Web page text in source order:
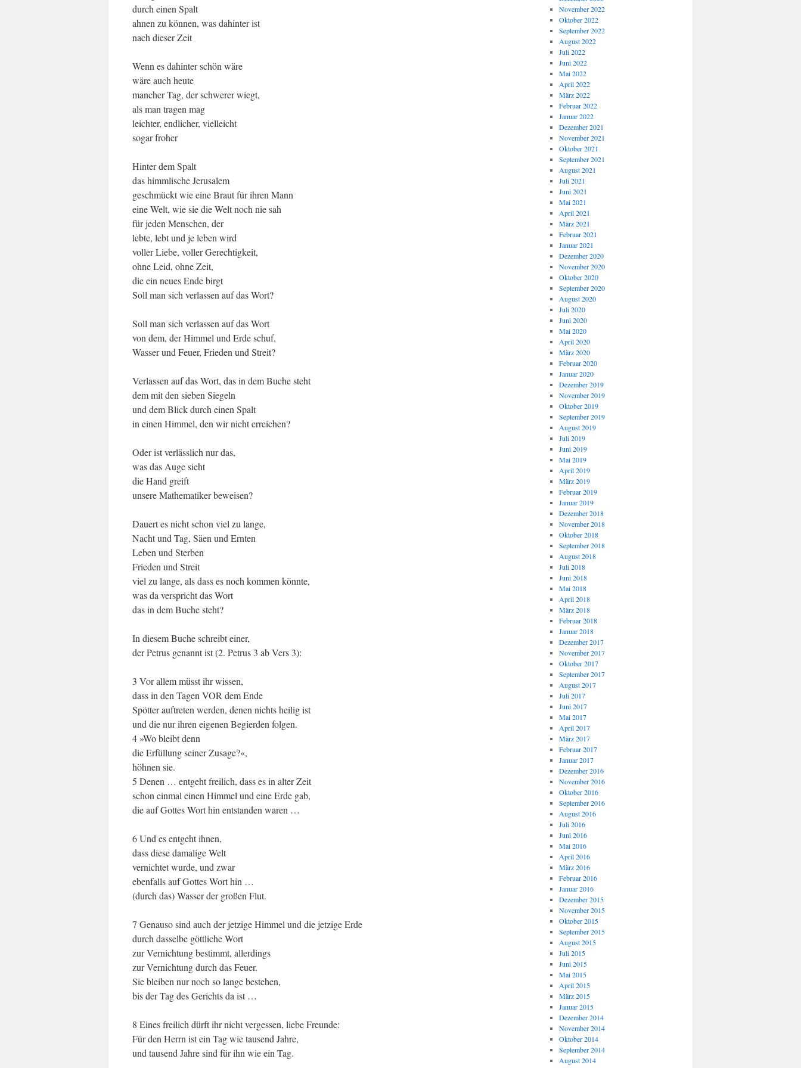
durch einen Spalt
ahnen zu können, was dahinter ist
nach dieser Zeit
Wenn es dahinter schön wäre
wäre auch heute
mancher Tag, der schwerer wiegt,
als man tragen mag
leichter, endlicher, vielleicht
sogar froher
Hinter dem Spalt
das himmlische Jerusalem
geschmückt wie eine Braut für ihren Mann
eine Welt, wie sie die Welt noch nie sah
für jeden Menschen, der
lebte, lebt und je leben wird
voller Liebe, voller Gerechtigkeit,
ohne Leid, ohne Zeit,
die ein neues Ende birgt
Soll man sich verlassen auf das Wort?
Soll man sich verlassen auf das Wort
von dem, der Himmel und Erde schuf,
Wasser und Feuer, Frieden und Streit?
Verlassen auf das Wort, das in dem Buche steht
dem mit den sieben Siegeln
und dem Blick durch einen Spalt
in einen Himmel, den wir nicht erreichen?
Oder ist verlässlich nur das,
was das Auge sieht
die Hand greift
unsere Mathematiker beweisen?
Dauert es nicht schon viel zu lange,
Nacht und Tag, Säen und Ernten
Leben und Sterben
Frieden und Streit
viel zu lange, als dass es noch kommen könnte,
was da verspricht das Wort
das in dem Buche steht?
In diesem Buche schreibt einer,
der Petrus genannt ist (2. Petrus 3 ab Vers 3):
3 Vor allem müsst ihr wissen,
dass in den Tagen VOR dem Ende
Spötter auftreten werden, denen nichts heilig ist
und die nur ihren eigenen Begierden folgen.
4 »Wo bleibt denn
die Erfüllung seiner Zusage?«,
höhnen sie.
5 Denen … entgeht freilich, dass es in alter Zeit
schon einmal einen Himmel und eine Erde gab,
die auf Gottes Wort hin entstanden waren …
6 Und es entgeht ihnen,
dass diese damalige Welt
vernichtet wurde, und zwar
ebenfalls auf Gottes Wort hin …
(durch das) Wasser der großen Flut.
7 Genauso sind auch der jetzige Himmel und die jetzige Erde
durch dasselbe göttliche Wort
zur Vernichtung bestimmt, allerdings
zur Vernichtung durch das Feuer.
Sie bleiben nur noch so lange bestehen,
bis der Tag des Gerichts da ist …
8 Eines freilich dürft ihr nicht vergessen, liebe Freunde:
Für den Herrn ist ein Tag wie tausend Jahre,
und tausend Jahre sind für ihn wie ein Tag.
November 2022
Oktober 2022
September 2022
August 2022
Juli 2022
Juni 2022
Mai 2022
April 2022
März 2022
Februar 2022
Januar 2022
Dezember 2021
November 2021
Oktober 2021
September 2021
August 2021
Juli 2021
Juni 2021
Mai 2021
April 2021
März 2021
Februar 2021
Januar 2021
Dezember 2020
November 2020
Oktober 2020
September 2020
August 2020
Juli 2020
Juni 2020
Mai 2020
April 2020
März 2020
Februar 2020
Januar 2020
Dezember 2019
November 2019
Oktober 2019
September 2019
August 2019
Juli 2019
Juni 2019
Mai 2019
April 2019
März 2019
Februar 2019
Januar 2019
Dezember 2018
November 2018
Oktober 2018
September 2018
August 2018
Juli 2018
Juni 2018
Mai 2018
April 2018
März 2018
Februar 2018
Januar 2018
Dezember 2017
November 2017
Oktober 2017
September 2017
August 2017
Juli 2017
Juni 2017
Mai 2017
April 2017
März 2017
Februar 2017
Januar 2017
Dezember 2016
November 2016
Oktober 2016
September 2016
August 2016
Juli 2016
Juni 2016
Mai 2016
April 2016
März 2016
Februar 2016
Januar 2016
Dezember 2015
November 2015
Oktober 2015
September 2015
August 2015
Juli 2015
Juni 2015
Mai 2015
April 2015
März 2015
Januar 2015
Dezember 2014
November 2014
Oktober 2014
September 2014
August 2014